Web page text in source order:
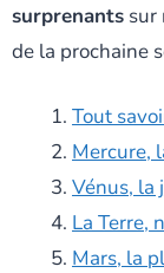
surprenants sur
de la prochaine
Tout
Mercure,
Vénus, la
La Terre,
Mars, la